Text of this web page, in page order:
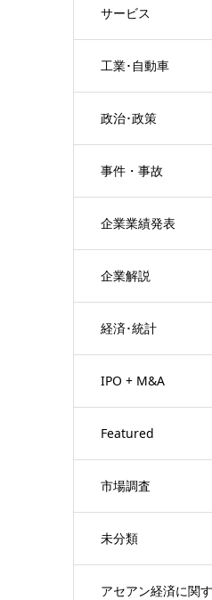
サービス
工業･自動車
政治･政策
事件・事故
企業業績発表
企業解説
経済･統計
IPO + M&A
Featured
市場調査
未分類
アセアン経済に関